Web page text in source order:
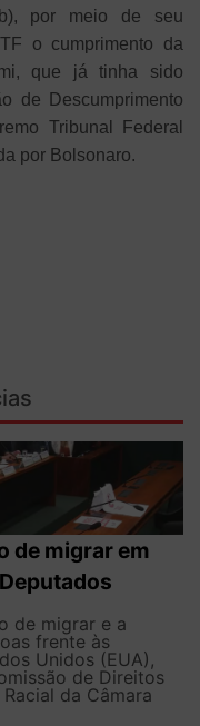
por meio de seu
o cumprimento da
que já tinha sido
de Descumprimento
Tribunal Federal
por Bolsonaro.
de migrar em
de migrar e a
frente às
Unidos (EUA),
de Direitos
da Câmara